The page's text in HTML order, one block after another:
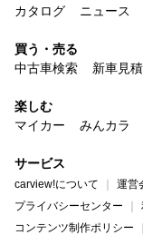
カタログ
ニュース
買う・売る
中古車検索
新車見
楽しむ
マイカー
みんカラ
サービス
carview!について 運営
プライバシーセンター
コンテンツ制作ポリシー